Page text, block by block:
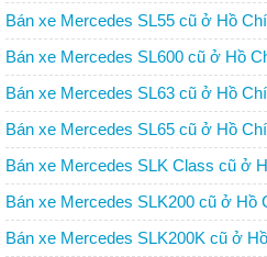
Bán xe Mercedes SL55 cũ ở Hồ
Bán xe Mercedes SL600 cũ ở Hồ
Bán xe Mercedes SL63 cũ ở Hồ
Bán xe Mercedes SL65 cũ ở Hồ
Bán xe Mercedes SLK Class cũ ở
Bán xe Mercedes SLK200 cũ ở Hồ
Bán xe Mercedes SLK200K cũ ở